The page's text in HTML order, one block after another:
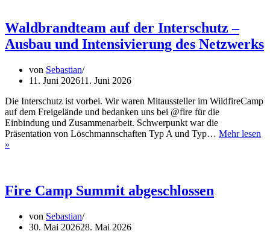
–
Waldbrandteam
als
Waldbrandteam auf der Interschutz –
Ausbau und Intensivierung des Netzwerks
von Sebastian
11. Juni 202611. Juni 2026
Die Interschutz ist vorbei. Wir waren Mitaussteller im WildfireCamp
auf dem Freigelände und bedanken uns bei @fire für die
Einbindung und Zusammenarbeit. Schwerpunkt war die
Präsentation von Löschmannschaften Typ A und Typ… Mehr lesen
»
–
Ausbau
Intensivierung
des
Fire Camp Summit abgeschlossen
von Sebastian
30. Mai 202628. Mai 2026